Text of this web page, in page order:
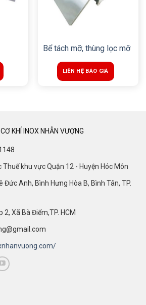
Bể tách mỡ, thùng lọc mỡ
LIÊN HỆ BÁO GIÁ
KHÍ INOX NHẪN VƯỢNG
Thuế khu vực Quận 12 - Huyện Hóc Môn
Đức Anh, Bình Hưng Hòa B, Bình Tân, TP.
Xã Bà Điểm,TP. HCM